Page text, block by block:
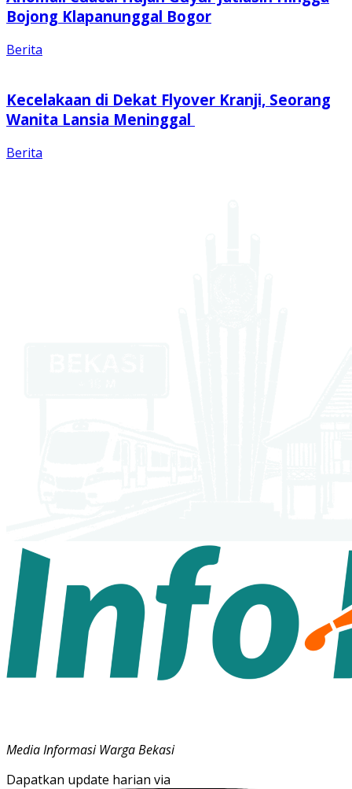
Bojong Klapanunggal Bogor
Berita
Kecelakaan di Dekat Flyover Kranji, Seorang
Wanita Lansia Meninggal
Berita
Media Informasi Warga Bekasi
Dapatkan update harian via